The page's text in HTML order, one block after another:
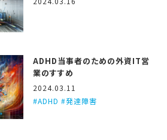
ADHD当事者のための外資IT営
業のすすめ
2024.03.11
ADHD #発達障害